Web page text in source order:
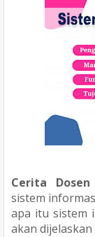
Cerita Dosen
sistem
apa itu sistem
akan